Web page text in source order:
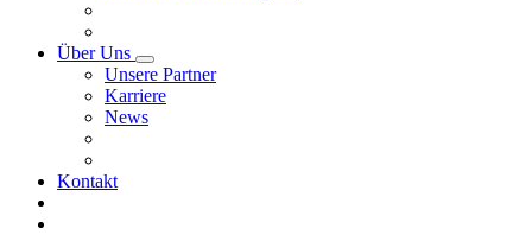
Über Uns
Unsere Partner
Karriere
News
Kontakt